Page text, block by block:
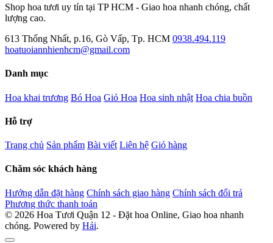
Shop hoa tươi uy tín tại TP HCM - Giao hoa nhanh chóng, chất
lượng cao.
613 Thống Nhất, p.16, Gò Vấp, Tp. HCM 0938.494.119
hoatuoiannhienhcm@gmail.com
Danh mục
Hoa khai trương Bó Hoa Giỏ Hoa Hoa sinh nhật Hoa chia buồn
Hỗ trợ
Trang chủ Sản phẩm Bài viết Liên hệ Giỏ hàng
Chăm sóc khách hàng
Hướng dẫn đặt hàng Chính sách giao hàng Chính sách đổi trả
Phương thức thanh toán
© 2026 Hoa Tươi Quận 12 - Đặt hoa Online, Giao hoa nhanh
chóng. Powered by Hải.